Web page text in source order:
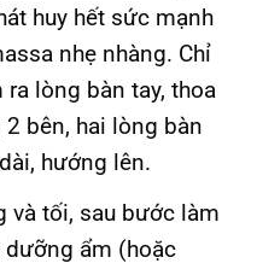
huy hết sức mạnh
nhẹ nhàng. Chỉ
lòng bàn tay, thoa
bên, hai lòng bàn
hướng lên.
và tối, sau bước làm
ẩm (hoặc